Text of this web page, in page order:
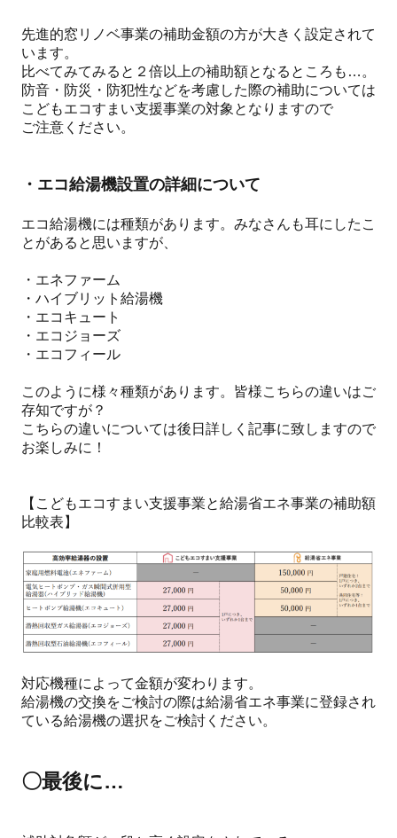
先進的窓リノベ事業の補助金額の方が大きく設定されて
います。
比べてみてみると２倍以上の補助額となるところも…。
防音・防災・防犯性などを考慮した際の補助については
こどもエコすまい支援事業の対象となりますので
ご注意ください。
・エコ給湯機設置の詳細について
エコ給湯機には種類があります。みなさんも耳にしたこ
とがあると思いますが、
・エネファーム
・ハイブリット給湯機
・エコキュート
・エコジョーズ
・エコフィール
このように様々種類があります。皆様こちらの違いはご
存知ですが？
こちらの違いについては後日詳しく記事に致しますので
お楽しみに！
【こどもエコすまい支援事業と給湯省エネ事業の補助額
比較表】
対応機種によって金額が変わります。
給湯機の交換をご検討の際は給湯省エネ事業に登録され
ている給湯機の選択をご検討ください。
〇最後に…